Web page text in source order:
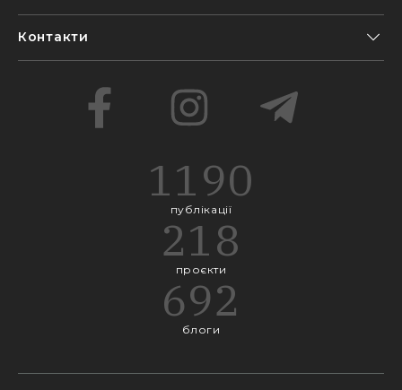
Alina Digtyar
06 Січня, 11:45
07 Січня, 14:28
Alina Digtyar
15 Січня, 06:55
Контакти
1190
публікації
218
проєкти
692
блоги